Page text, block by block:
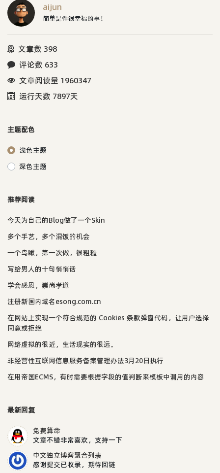
aijun
简单是件很幸福的事！
文章数 398
评论数 633
文章阅读量 1960347
运行天数 7897天
主题配色
浅色主题
深色主题
推荐阅读
今天为自己的Blog做了一个Skin
多个手艺，多个混饭的机会
一个鸟瞰，第一次做，很粗糙
写给男人的十句悄悄话
学会感恩，崇尚孝道
注册新国内域名esong.com.cn
在网站上实现一个符合规范的 Cookies 条款弹窗代码，让用户选择
同意或拒绝
网络虚拟的很近，生活现实的很远。
非经营性互联网信息服务备案管理办法3月20日执行
在用帝国ECMS，有时需要根据字段的值判断来模板中调用的内容
最新回复
免费算命
文章不错非常喜欢，支持一下
中文独立博客聚合列表
感谢提交已收录，期待回链